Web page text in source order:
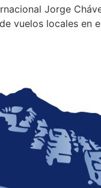
Jorge
vuelos locales en